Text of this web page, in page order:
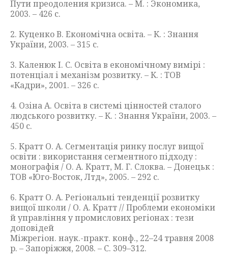
Пути преодоления кризиса. – М. : Экономика,
2003. – 426 с.
2. Куценко В. Економічна освіта. – К. : Знання
України, 2003. – 315 с.
3. Каленюк І. С. Освіта в економічному вимірі :
потенціал і механізм розвитку. – К. : ТОВ
«Кадри», 2001. – 326 с.
4. Озіна А. Освіта в системі цінностей сталого
людського розвитку. – К. : Знання України, 2003. –
450 с.
5. Кратт О. А. Сегментація ринку послуг вищої
освіти : використання сегментного підходу :
монографія / О. А. Кратт, М. Г. Слоква. – Донецьк :
ТОВ «Юго-Восток, Лтд», 2005. – 292 с.
6. Кратт О. А. Регіональні тенденції розвитку
вищої школи / О. А. Кратт // Проблеми економіки
й управління у промислових регіонах : тези
доповідей
Міжрегіон. наук.-практ. конф., 22–24 травня 2008
р. – Запоріжжя, 2008. – С. 309–312.